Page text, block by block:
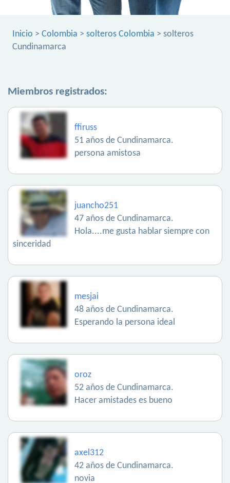
Inicio > Colombia > solteros Colombia > solteros
Cundinamarca
Miembros registrados:
ffiruss
51 años de Cundinamarca.
persona amistosa
juancho251
47 años de Cundinamarca.
Hola....me gusta hablar siempre con
sinceridad
mesjai
48 años de Cundinamarca.
Esperando la persona ideal
oroz
52 años de Cundinamarca.
Hacer amistades es bueno
axel312
42 años de Cundinamarca.
novia